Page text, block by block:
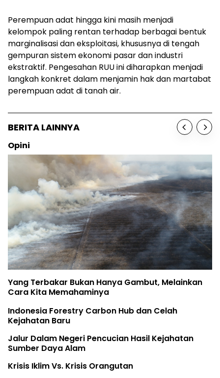
Perempuan adat hingga kini masih menjadi
kelompok paling rentan terhadap berbagai bentuk
marginalisasi dan eksploitasi, khususnya di tengah
gempuran sistem ekonomi pasar dan industri
ekstraktif. Pengesahan RUU ini diharapkan menjadi
langkah konkret dalam menjamin hak dan martabat
perempuan adat di tanah air.
BERITA LAINNYA
Opini
Yang Terbakar Bukan Hanya Gambut, Melainkan
Cara Kita Memahaminya
Indonesia Forestry Carbon Hub dan Celah
Kejahatan Baru
Jalur Dalam Negeri Pencucian Hasil Kejahatan
Sumber Daya Alam
Krisis Iklim Vs. Krisis Orangutan